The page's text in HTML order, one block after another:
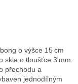
o výšce 15 cm
skla o tloušťce 3 mm.
přechodu a
jednodílným